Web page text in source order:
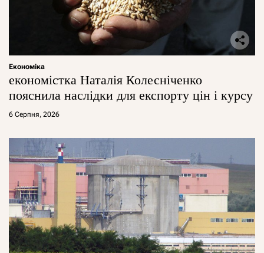
Економіка
економістка Наталія Колесніченко
пояснила наслідки для експорту цін і курсу
6 Серпня, 2026